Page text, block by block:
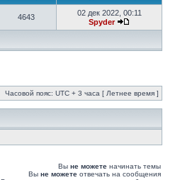
4643
02 дек 2022, 00:11
Spyder
Часовой пояс: UTC + 3 часа [ Летнее время ]
Вы не можете начинать темы
Вы не можете отвечать на сообщения